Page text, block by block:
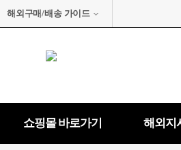
해외구매/배송 가이드
쇼핑몰 바로가기 해외지